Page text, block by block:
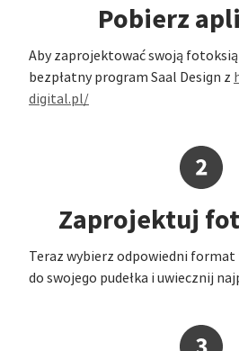
Pobierz
Aby zaprojektować swoją
bezpłatny program Saal Design z
digital.pl/
Zaprojektuj
Teraz wybierz odpowiedni
do swojego pudełka i uwiecznij